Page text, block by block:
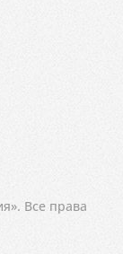
Все права